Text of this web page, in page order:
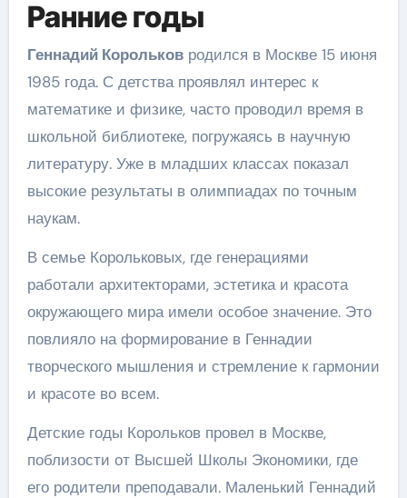
Ранние годы
Геннадий Корольковродился в Москве 15 июня
1985 года. С детства проявлял интерес к
математике и физике, часто проводил время в
школьной библиотеке, погружаясь в научную
литературу. Уже в младших классах показал
высокие результаты в олимпиадах по точным
наукам.
В семье Корольковых, где генерациями
работали архитекторами, эстетика и красота
окружающего мира имели особое значение. Это
повлияло на формирование в Геннадии
творческого мышления и стремление к гармонии
и красоте во всем.
Детские годы Корольков провел в Москве,
поблизости от Высшей Школы Экономики, где
его родители преподавали. Маленький Геннадий